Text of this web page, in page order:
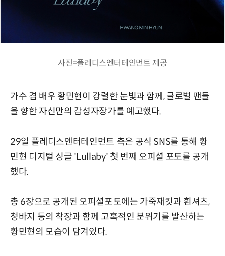
사진=플레디스엔터테인먼트 제공
가수 겸 배우 황민현이 강렬한 눈빛과 함께, 글로벌 팬들
을 향한 자신만의 감성자장가를 예고했다.
29일 플레디스엔터테인먼트 측은 공식 SNS를 통해 황
민현 디지털 싱글 'Lullaby' 첫 번째 오피셜 포토를 공개
했다.
총 6장으로 공개된 오피셜포토에는 가죽재킷과 흰셔츠,
청바지 등의 착장과 함께 고혹적인 분위기를 발산하는
황민현의 모습이 담겨있다.